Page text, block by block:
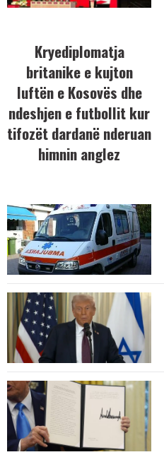
Kryediplomatja
britanike e kujton
luftën e Kosovës dhe
ndeshjen e futbollit kur
tifozët dardanë nderuan
himnin anglez